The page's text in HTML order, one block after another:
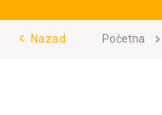
Nazad Početna